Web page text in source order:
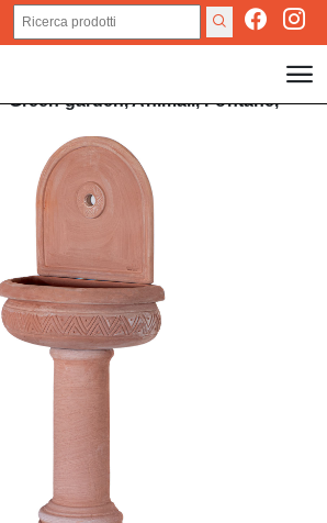
Green garden,Animali,Fontane,